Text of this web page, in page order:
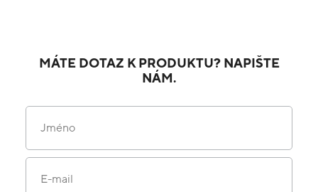
MÁTE DOTAZ K PRODUKTU? NAPIŠTE
NÁM.
Jméno
E-mail